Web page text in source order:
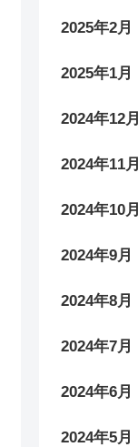
2025年2月
2025年1月
2024年12月
2024年11月
2024年10月
2024年9月
2024年8月
2024年7月
2024年6月
2024年5月